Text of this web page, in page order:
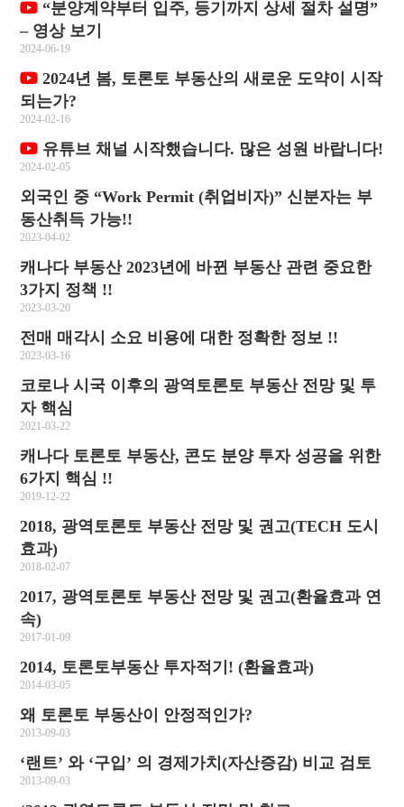
“분양계약부터 입주, 등기까지 상세 절차 설명”
– 영상 보기
2024-06-19
2024년 봄, 토론토 부동산의 새로운 도약이 시작
되는가?
2024-02-16
유튜브 채널 시작했습니다. 많은 성원 바랍니다!
2024-02-05
외국인 중 “Work Permit (취업비자)” 신분자는 부
동산취득 가능!!
2023-04-02
캐나다 부동산 2023년에 바뀐 부동산 관련 중요한
3가지 정책 !!
2023-03-20
전매 매각시 소요 비용에 대한 정확한 정보 !!
2023-03-16
코로나 시국 이후의 광역토론토 부동산 전망 및 투
자 핵심
2021-03-22
캐나다 토론토 부동산, 콘도 분양 투자 성공을 위한
6가지 핵심 !!
2019-12-22
2018, 광역토론토 부동산 전망 및 권고(TECH 도시
효과)
2018-02-07
2017, 광역토론토 부동산 전망 및 권고(환율효과 연
속)
2017-01-09
2014, 토론토부동산 투자적기! (환율효과)
2014-03-05
왜 토론토 부동산이 안정적인가?
2013-09-03
‘랜트’ 와 ‘구입’ 의 경제가치(자산증감) 비교 검토
2013-09-03